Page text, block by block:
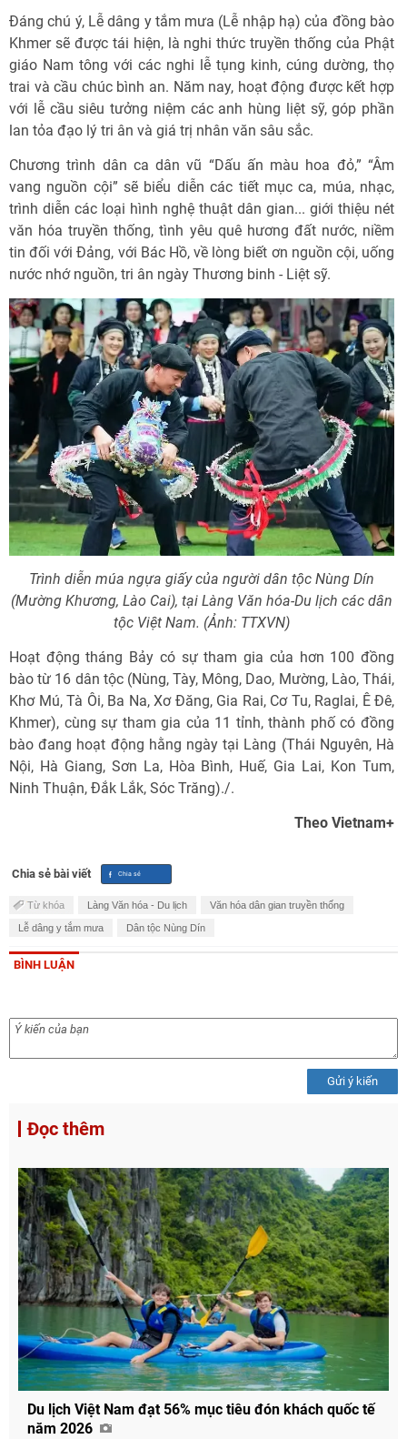
Đáng chú ý, Lễ dâng y tắm mưa (Lễ nhập hạ) của đồng bào
Khmer sẽ được tái hiện, là nghi thức truyền thống của Phật
giáo Nam tông với các nghi lễ tụng kinh, cúng dường, thọ
trai và cầu chúc bình an. Năm nay, hoạt động được kết hợp
với lễ cầu siêu tưởng niệm các anh hùng liệt sỹ, góp phần
lan tỏa đạo lý tri ân và giá trị nhân văn sâu sắc.
Chương trình dân ca dân vũ “Dấu ấn màu hoa đỏ,” “Âm
vang nguồn cội” sẽ biểu diễn các tiết mục ca, múa, nhạc,
trình diễn các loại hình nghệ thuật dân gian... giới thiệu nét
văn hóa truyền thống, tình yêu quê hương đất nước, niềm
tin đối với Đảng, với Bác Hồ, về lòng biết ơn nguồn cội, uống
nước nhớ nguồn, tri ân ngày Thương binh - Liệt sỹ.
Trình diễn múa ngựa giấy của người dân tộc Nùng Dín
(Mường Khương, Lào Cai), tại Làng Văn hóa-Du lịch các dân
tộc Việt Nam. (Ảnh: TTXVN)
Hoạt động tháng Bảy có sự tham gia của hơn 100 đồng
bào từ 16 dân tộc (Nùng, Tày, Mông, Dao, Mường, Lào, Thái,
Khơ Mú, Tà Ôi, Ba Na, Xơ Đăng, Gia Rai, Cơ Tu, Raglai, Ê Đê,
Khmer), cùng sự tham gia của 11 tỉnh, thành phố có đồng
bào đang hoạt động hằng ngày tại Làng (Thái Nguyên, Hà
Nội, Hà Giang, Sơn La, Hòa Bình, Huế, Gia Lai, Kon Tum,
Ninh Thuận, Đắk Lắk, Sóc Trăng)./.
Theo Vietnam+
Chia sẻ bài viết
Từ khóa Làng Văn hóa - Du lịch Văn hóa dân gian truyền thống
Lễ dâng y tắm mưa Dân tộc Nùng Dín
BÌNH LUẬN
Gửi ý kiến
Đọc thêm
Du lịch Việt Nam đạt 56% mục tiêu đón khách quốc tế
năm 2026